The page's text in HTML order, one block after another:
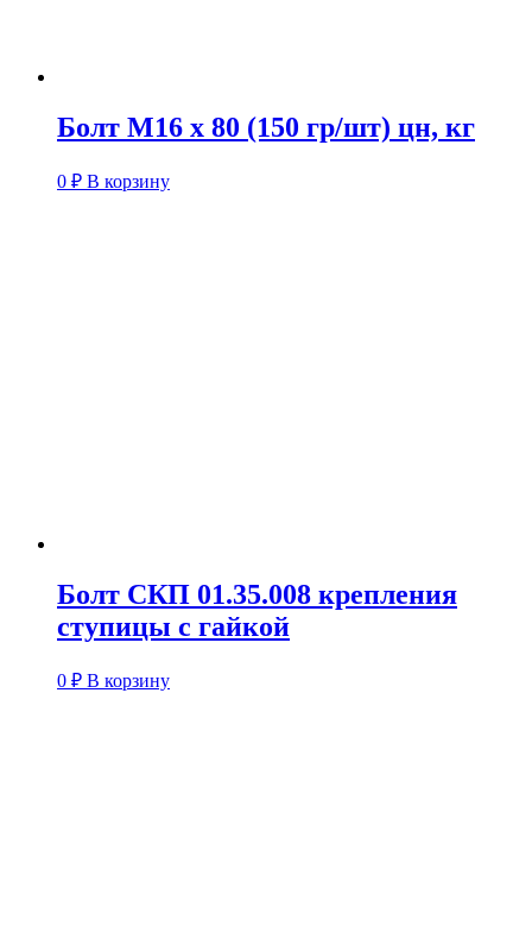
Болт М16 х 80 (150 гр/шт) цн, кг
0 ₽ В корзину
Болт СКП 01.35.008 крепления
ступицы с гайкой
0 ₽ В корзину